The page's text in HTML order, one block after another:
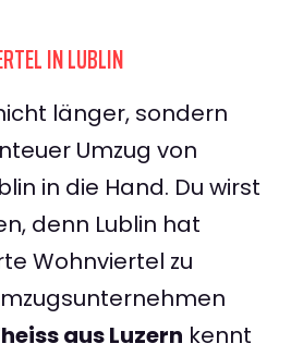
IN LUBLIN
länger, sondern
Umzug von
in die Hand. Du wirst
denn Lublin hat
Wohnviertel zu
aus Luzern kennt